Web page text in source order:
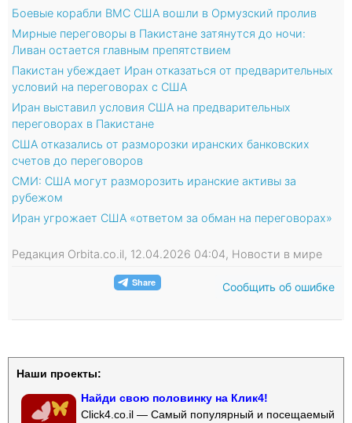
Боевые корабли ВМС США вошли в Ормузский пролив
Мирные переговоры в Пакистане затянутся до ночи:
Ливан остается главным препятствием
Пакистан убеждает Иран отказаться от предварительных
условий на переговорах с США
Иран выставил условия США на предварительных
переговорах в Пакистане
США отказались от разморозки иранских банковских
счетов до переговоров
СМИ: США могут разморозить иранские активы за
рубежом
Иран угрожает США «ответом за обман на переговорах»
Редакция Orbita.co.il, 12.04.2026 04:04, Новости в мире
Сообщить об ошибке
Наши проекты:
Найди свою половинку на Клик4!
Click4.co.il — Самый популярный и посещаемый